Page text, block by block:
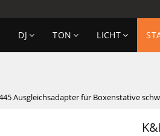
DJ TON LICHT
Ausgleichsadapter für Boxenstative